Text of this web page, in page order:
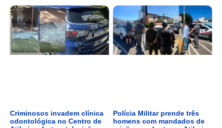
Criminosos invadem clínica
odontológica no Centro de
Polícia Militar prende três
homens com mandados de